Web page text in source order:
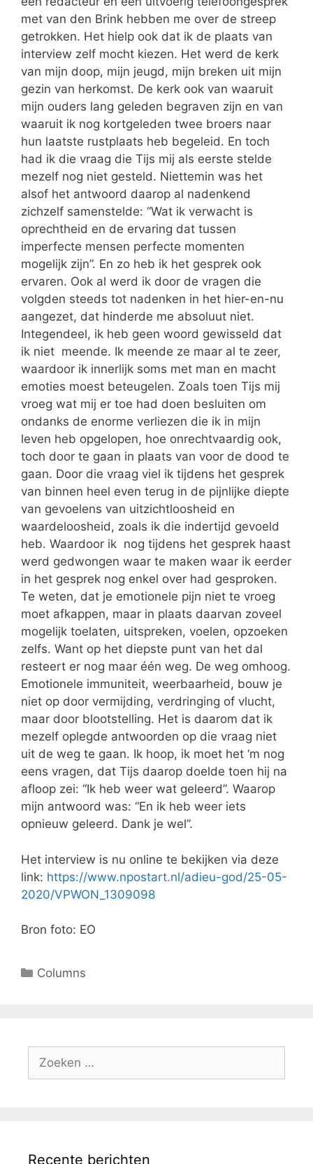
met van den Brink hebben me over de streep
getrokken. Het hielp ook dat ik de plaats van
interview zelf mocht kiezen. Het werd de kerk
van mijn doop, mijn jeugd, mijn breken uit mijn
gezin van herkomst. De kerk ook van waaruit
mijn ouders lang geleden begraven zijn en van
waaruit ik nog kortgeleden twee broers naar
hun laatste rustplaats heb begeleid. En toch
had ik die vraag die Tijs mij als eerste stelde
mezelf nog niet gesteld. Niettemin was het
alsof het antwoord daarop al nadenkend
zichzelf samenstelde: “Wat ik verwacht is
oprechtheid en de ervaring dat tussen
imperfecte mensen perfecte momenten
mogelijk zijn”. En zo heb ik het gesprek ook
ervaren. Ook al werd ik door de vragen die
volgden steeds tot nadenken in het hier-en-nu
aangezet, dat hinderde me absoluut niet.
Integendeel, ik heb geen woord gewisseld dat
ik niet meende. Ik meende ze maar al te zeer,
waardoor ik innerlijk soms met man en macht
emoties moest beteugelen. Zoals toen Tijs mij
vroeg wat mij er toe had doen besluiten om
ondanks de enorme verliezen die ik in mijn
leven heb opgelopen, hoe onrechtvaardig ook,
toch door te gaan in plaats van voor de dood te
gaan. Door die vraag viel ik tijdens het gesprek
van binnen heel even terug in de pijnlijke diepte
van gevoelens van uitzichtloosheid en
waardeloosheid, zoals ik die indertijd gevoeld
heb. Waardoor ik nog tijdens het gesprek haast
werd gedwongen waar te maken waar ik eerder
in het gesprek nog enkel over had gesproken.
Te weten, dat je emotionele pijn niet te vroeg
moet afkappen, maar in plaats daarvan zoveel
mogelijk toelaten, uitspreken, voelen, opzoeken
zelfs. Want op het diepste punt van het dal
resteert er nog maar één weg. De weg omhoog.
Emotionele immuniteit, weerbaarheid, bouw je
niet op door vermijding, verdringing of vlucht,
maar door blootstelling. Het is daarom dat ik
mezelf oplegde antwoorden op die vraag niet
uit de weg te gaan. Ik hoop, ik moet het ‘m nog
eens vragen, dat Tijs daarop doelde toen hij na
afloop zei: “Ik heb weer wat geleerd”. Waarop
mijn antwoord was: “En ik heb weer iets
opnieuw geleerd. Dank je wel”.
Het interview is nu online te bekijken via deze
link: https://www.npostart.nl/adieu-god/25-05-
2020/VPWON_1309098
Bron foto: EO
Columns
Recente berichten